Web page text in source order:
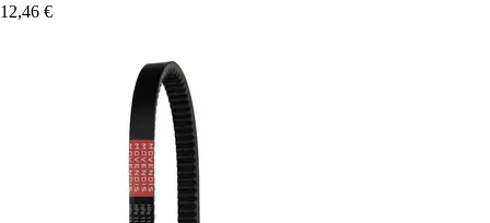
12,46 €